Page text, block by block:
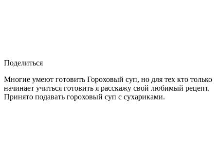
Поделиться
Многие умеют готовить Гороховый суп, но для тех кто только
начинает учиться готовить я расскажу свой любимый рецепт.
Принято подавать гороховый суп с сухариками.